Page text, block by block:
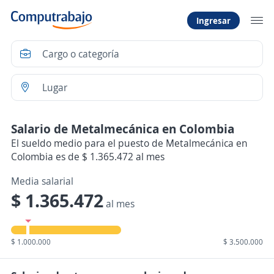
Ingresar
Salario de Metalmecánica en Colombia
El sueldo medio para el puesto de Metalmecánica en
Colombia es de $ 1.365.472 al mes
Media salarial
$ 1.365.472al mes
$ 1.000.000 $ 3.500.000